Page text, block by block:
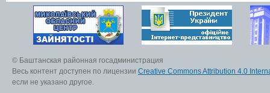
© Баштанская районная госадминистрация
Весь контент доступен по лицензии Creative Commons Attribution 4.0
если не указано другое.